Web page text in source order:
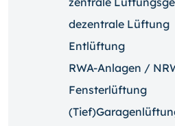
dezentrale Lüftung
Entlüftung
RWA-Anlagen /
Fensterlüftung